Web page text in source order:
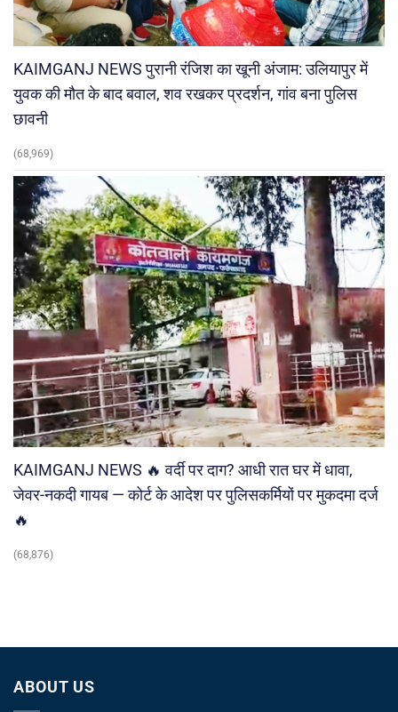
KAIMGANJ NEWS पुरानी रंजिश का खूनी अंजाम: उलियापुर में
युवक की मौत के बाद बवाल, शव रखकर प्रदर्शन, गांव बना पुलिस
छावनी
(68,969)
KAIMGANJ NEWS 🔥 वर्दी पर दाग? आधी रात घर में धावा,
जेवर-नकदी गायब — कोर्ट के आदेश पर पुलिसकर्मियों पर मुकदमा दर्ज
🔥
(68,876)
ABOUT US